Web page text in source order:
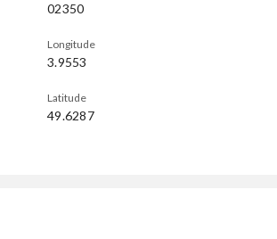
02350
Longitude
3.9553
Latitude
49.6287